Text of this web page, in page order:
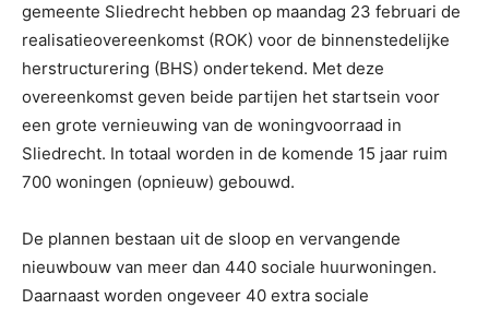
gemeente Sliedrecht hebben op maandag 23 februari de
realisatieovereenkomst (ROK) voor de binnenstedelijke
herstructurering (BHS) ondertekend. Met deze
overeenkomst geven beide partijen het startsein voor
een grote vernieuwing van de woningvoorraad in
Sliedrecht. In totaal worden in de komende 15 jaar ruim
700 woningen (opnieuw) gebouwd.
De plannen bestaan uit de sloop en vervangende
nieuwbouw van meer dan 440 sociale huurwoningen.
Daarnaast worden ongeveer 40 extra sociale